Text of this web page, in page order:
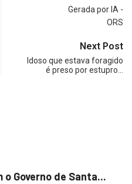
Next Post
Idoso que estava foragido
é preso por estupro…
Governo de Santa...